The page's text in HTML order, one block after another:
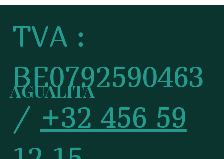
AGUALITA
TVA :
BE0792590463
/ +32 456 59